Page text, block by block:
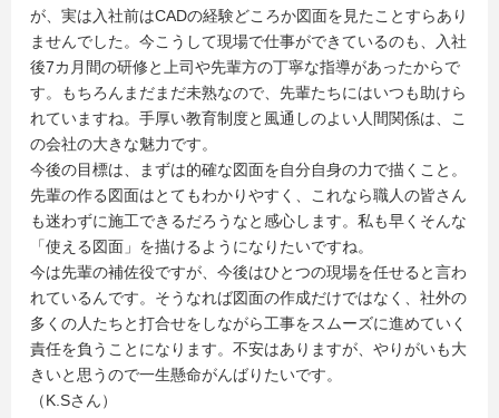
が、実は入社前はCADの経験どころか図面を見たことすらあり
ませんでした。今こうして現場で仕事ができているのも、入社
後7カ月間の研修と上司や先輩方の丁寧な指導があったからで
す。もちろんまだまだ未熟なので、先輩たちにはいつも助けら
れていますね。手厚い教育制度と風通しのよい人間関係は、こ
の会社の大きな魅力です。
今後の目標は、まずは的確な図面を自分自身の力で描くこと。
先輩の作る図面はとてもわかりやすく、これなら職人の皆さん
も迷わずに施工できるだろうなと感心します。私も早くそんな
「使える図面」を描けるようになりたいですね。
今は先輩の補佐役ですが、今後はひとつの現場を任せると言わ
れているんです。そうなれば図面の作成だけではなく、社外の
多くの人たちと打合せをしながら工事をスムーズに進めていく
責任を負うことになります。不安はありますが、やりがいも大
きいと思うので一生懸命がんばりたいです。
（K.Sさん）